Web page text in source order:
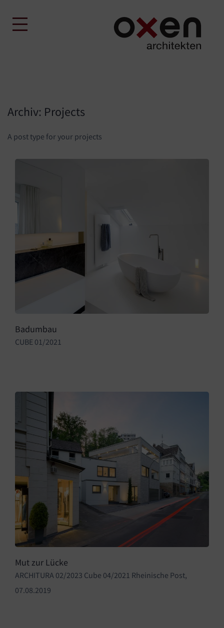
Archiv: Projects
A post type for your projects
Badumbau
CUBE 01/2021
Mut zur Lücke
ARCHITURA 02/2023 Cube 04/2021 Rheinische Post,
07.08.2019